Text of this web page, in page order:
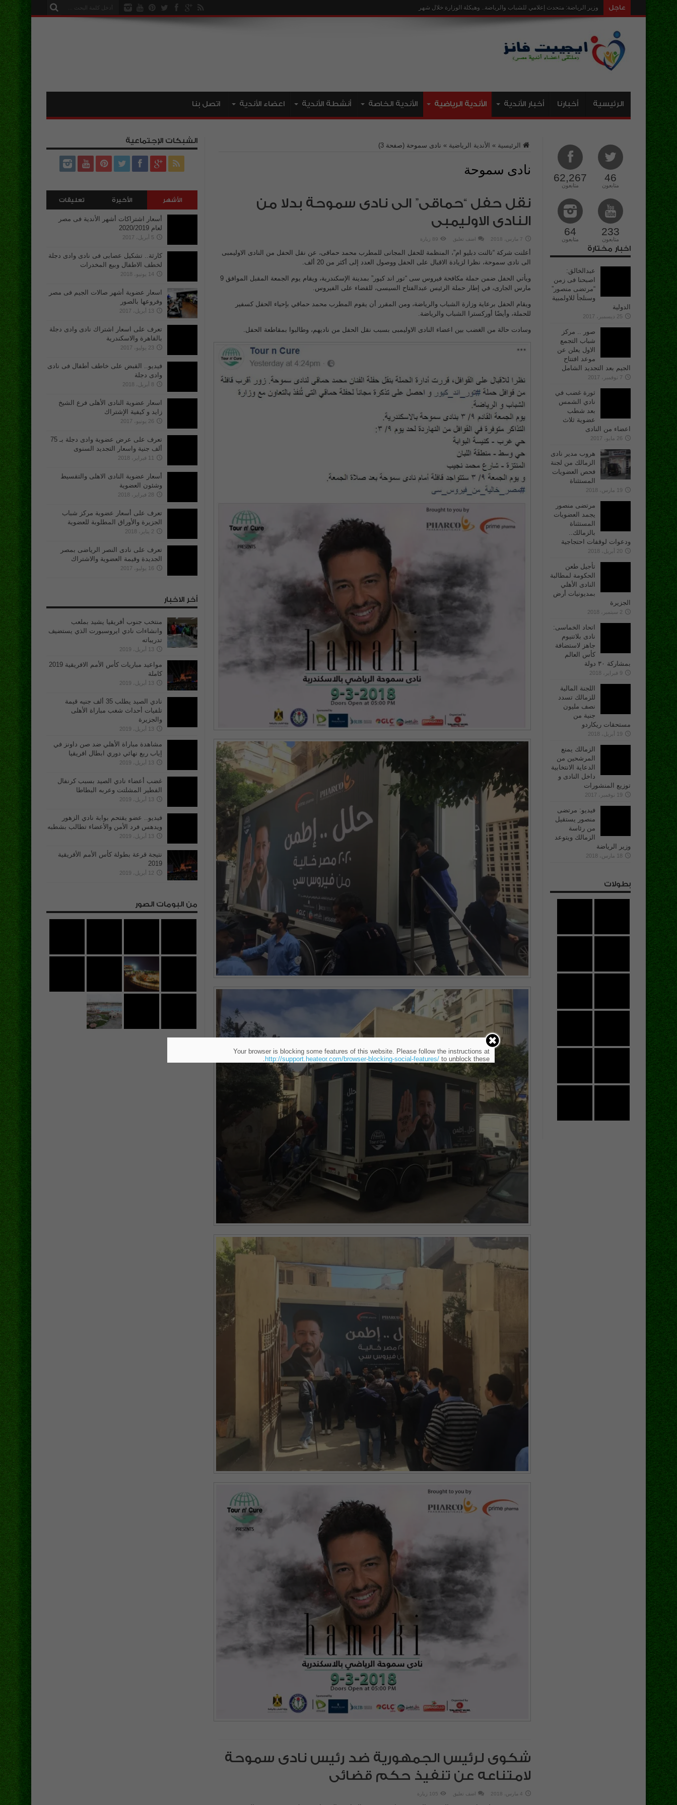
عاجل ارض نادى رويال حق انتفاع لمدة 35 عام ومهله عامين
الرئيسية أخبارنا أخبار الأندية الأندية الرياضية الأندية الخاصة أنشطة الأندية اعضاء الأندية اتصل بنا
الرئيسية » الأندية الرياضية » نادى سموحة (صفحة 3)
نادى سموحة
نقل حفل “حماقى” الى نادى سموحة بدلا من
النادى الاوليمبى
7 مارس، 2018 اضف تعليق 89 زيارة
أعلنت شركة “تالنت دبليو ام”، المنظمة للحفل المجانى للمطرب محمد حماقى، عن نقل الحفل من النادى الاوليمبى
الى نادى سموحة، نظرا لزيادة الاقبال على الحفل ووصول العدد إلى أكثر من 20 ألف.
ويأتي الحفل ضمن حملة مكافحة فيروس سى “تور اند كيور” بمدينة الإسكندرية، ويقام يوم الجمعة المقبل الموافق 9
مارس الجارى، في إطار حملة الرئيس عبدالفتاح السيسى، للقضاء على الفيروس.
ويقام الحفل برعاية وزارة الشباب والرياضة، ومن المقرر أن يقوم المطرب محمد حماقي بإحياء الحفل كسفير
للحملة، وأيضًا أوركسترا الشباب والرياضة.
وسادت حالة من الغضب بين اعضاء النادى الاوليمبى بسبب نقل الحفل من ناديهم، وطالبوا بمقاطعة الحفل.
شكوى لرئيس الجمهورية ضد رئيس نادى سموحة
لامتناعه عن تنفيذ حكم قضائى
4 مارس، 2018 اضف تعليق 105 زيارة
46
متابعون
62,267
متابعون
233
متابعون
64
متابعون
اخبار مختارة
عبدالخالق:
اصبحنا فى زمن
“مرتضى منصور”
وسنلجأ للاولمبية
الدولية
25 ديسمبر، 2017
صور .. مركز
شباب التجمع
الاول يعلن عن
موعد افتتاح
الجيم بعد التجديد الشامل
7 نوفمبر، 2017
ثورة غضب في
نادي الشمس
بعد شطب
عضوية ثلاث
اعضاء من النادى
26 مايو، 2017
هروب مدير نادى
الزمالك من لجنة
فحص العضويات
المستثناة
19 مارس، 2018
مرتضى منصور
يجمد العضويات
المستثناة
بالزمالك..
ودعوات لوقفات احتجاجية
20 أبريل، 2018
تأجيل طعن
الحكومة لمطالبة
النادى الأهلي
بمديونيات أرض
الجزيرة
2 سبتمبر، 2018
اتحاد الخماسى:
نادى بلاتنيوم
جاهز لاستضافة
كأس العالم
بمشاركة ٣٠ دولة
9 فبراير، 2018
اللجنة المالية
للزمالك تسدد
نصف مليون
جنية من
مستحقات ريكاردو
19 أبريل، 2018
الزمالك يمنع
المرشحين من
الدعاية الانتخابية
داخل النادى و
توزيع المنشورات
19 نوفمبر، 2017
فيديو: مرتضى
منصور يستقيل
من رئاسة
الزمالك ويتوعد
وزير الرياضة
18 مارس، 2018
بطولات
الشبكات الإجتماعية
الأشهر الأخيرة تعليقات
أسعار اشتراكات أشهر الأندية فى مصر
لعام 2020/2019
5 أبريل، 2017
كارثة.. تشكيل عصابى فى نادى وادى دجلة
لخطف الاطفال وبيع المخدرات
14 يونيو، 2018
اسعار عضوية أشهر صالات الجيم فى مصر
وفروعها بالصور
13 أبريل، 2017
تعرف على اسعار اشتراك نادى وادى دجلة
بالقاهرة والاسكندرية
23 يوليو، 2017
فيديو.. القبض على خاطف أطفال فى نادى
وادى دجلة
8 أبريل، 2018
اسعار عضوية النادى الأهلى فرع الشيخ
زايد و كيفية الإشتراك
26 يونيو، 2017
تعرف على عرض عضوية وادى دجلة بـ 75
ألف جنية واسعار التجديد السنوى
11 فبراير، 2018
أسعار عضوية النادى الاهلى والتقسيط
وشئون العضوية
28 فبراير، 2018
تعرف على أسعار عضوية مركز شباب
الجزيرة والأوراق المطلوبة للعضوية
2 يناير، 2018
تعرف على نادى النصر الرياضى بمصر
الجديدة وقيمة العضوية والاشتراك
16 يوليو، 2017
أخر الاخبار
منتخب جنوب أفريقيا يشيد بملعب
وانشاءات نادي ايروسبورت الذي يستضيف
تدريباته
13 أبريل، 2019
مواعيد مباريات كأس الأمم الافريقية 2019
كاملة
13 أبريل، 2019
نادي الصيد يطلب 35 ألف جنيه قيمة
تلفيات أحداث شغب مباراة الأهلى
والجزيرة
13 أبريل، 2019
مشاهدة مباراة الأهلي ضد صن داونز في
إياب ربع نهائي دوري ابطال افريقيا
13 أبريل، 2019
غضب أعضاء نادي الصيد بسبب كرنفال
الفطير المشلتت وعربه البطاطا
13 أبريل، 2019
فيديو.. عضو يقتحم بوابة نادي الزهور
ويدهس فرد الأمن والأعضاء تطالب بشطبه
13 أبريل، 2019
نتيجة قرعة بطولة كأس الأمم الأفريقية
2019
12 أبريل، 2019
من البومات الصور
Your browser is blocking some features of this website. Please follow the instructions at
http://support.heateor.com/browser-blocking-social-features/to unblock these.